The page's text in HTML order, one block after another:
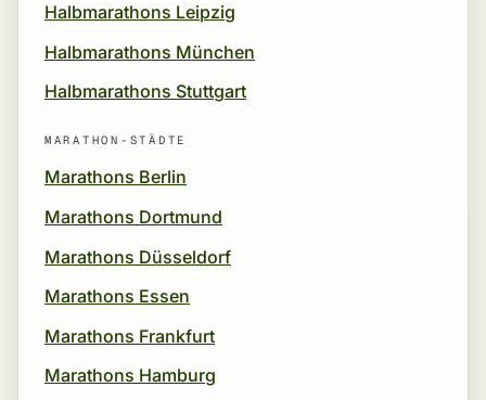
Halbmarathons Leipzig
Halbmarathons München
Halbmarathons Stuttgart
MARATHON-STÄDTE
Marathons Berlin
Marathons Dortmund
Marathons Düsseldorf
Marathons Essen
Marathons Frankfurt
Marathons Hamburg